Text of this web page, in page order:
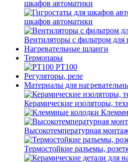
шкафов автоматики
шкафов автоматики
Вентиляторы с фильтром для
Нагревательные шланги
Термопары
PT100
Регуляторы, реле
Материалы для
Керамические изоляторы,
Высокотемпературная
Термостойкие разъемы,